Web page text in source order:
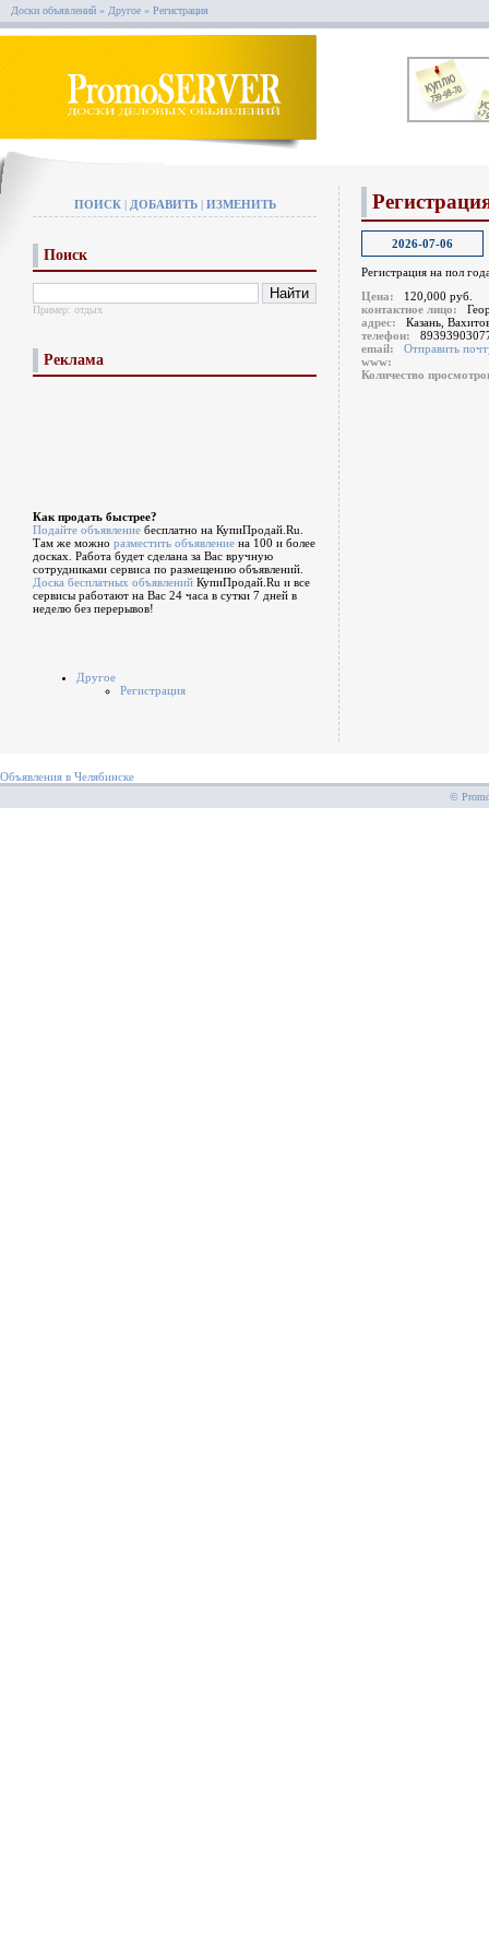
Доски объявлений » Другое » Регистрация
ПОИСК| ДОБАВИТЬ| ИЗМЕНИТЬ
Поиск
Пример: отдых
Реклама
Как продать быстрее?
Подайте объявление бесплатно на КупиПродай.Ru.
Там же можно разместить объявление на 100 и более
досках. Работа будет сделана за Вас вручную
сотрудниками сервиса по размещению объявлений.
Доска бесплатных объявлений КупиПродай.Ru и все
сервисы работают на Вас 24 часа в сутки 7 дней в
неделю без перерывов!
Другое
Регистрация
2026-07-06
Регистрация на пол
Цена:
120,000 руб.
контактное лицо:
адрес:
Казань,
телефон:
email:
Отправить
www:
Количество
Объявления в Челябинске
©